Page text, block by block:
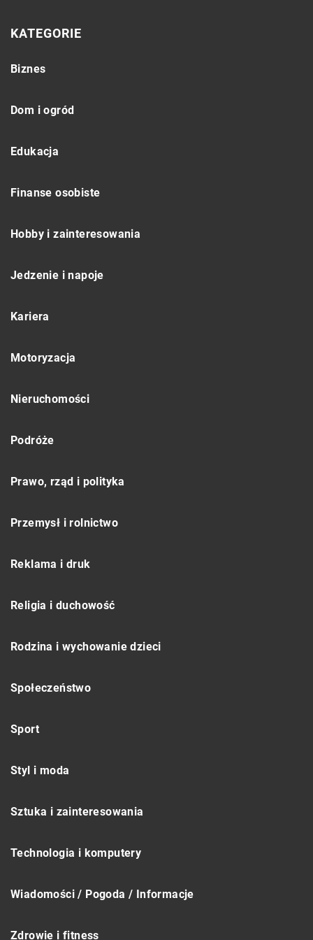
KATEGORIE
Biznes
Dom i ogród
Edukacja
Finanse osobiste
Hobby i zainteresowania
Jedzenie i napoje
Kariera
Motoryzacja
Nieruchomości
Podróże
Prawo, rząd i polityka
Przemysł i rolnictwo
Reklama i druk
Religia i duchowość
Rodzina i wychowanie dzieci
Społeczeństwo
Sport
Styl i moda
Sztuka i zainteresowania
Technologia i komputery
Wiadomości / Pogoda / Informacje
Zdrowie i fitness